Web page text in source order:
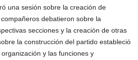
una sesión sobre la creación de
debatieron sobre la
secciones y la creación de otras
la construcción del partido estableció
y las funciones y